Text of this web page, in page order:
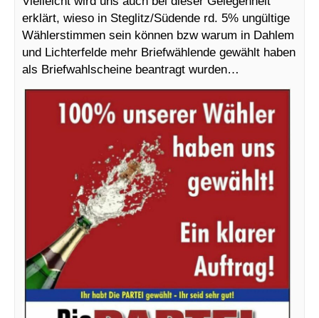
erklärt, wieso in Steglitz/Südende rd. 5% ungültige
Wählerstimmen sein können bzw warum in Dahlem
und Lichterfelde mehr Briefwählende gewählt haben
als Briefwahlscheine beantragt wurden…